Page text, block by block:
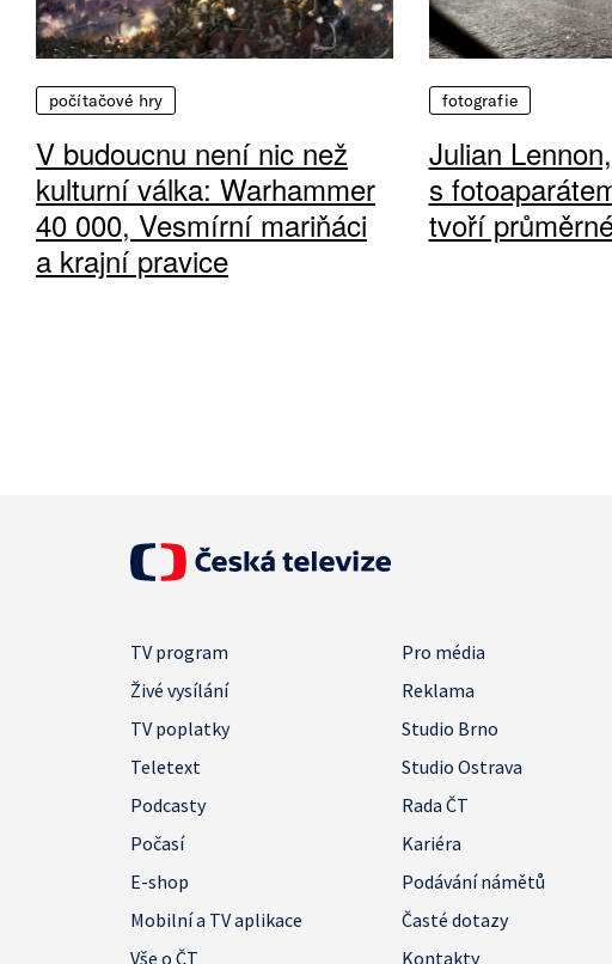
počítačové hry
V budoucnu není nic než
kulturní válka: Warhammer
40 000, Vesmírní mariňáci
a krajní pravice
fotografie
Julian
s
tvoří
TV program
Pro média
Živé vysílání
Reklama
TV poplatky
Studio Brno
Teletext
Studio Ostrava
Podcasty
Rada ČT
Počasí
Kariéra
E-shop
Podávání námětů
Mobilní a TV aplikace
Časté dotazy
Vše o ČT
Kontakty